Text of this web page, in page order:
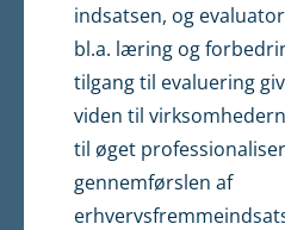
indsatsen, og
bl.a. læring og
tilgang til evaluering
viden til
til øget
gennemførslen af